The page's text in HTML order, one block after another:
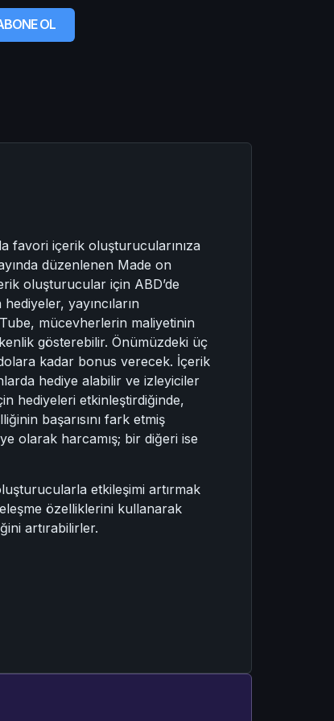
OL
favori içerik oluşturucularınıza
düzenlenen Made on
oluşturucular için ABD’de
yayıncıların
mücevherlerin maliyetinin
gösterebilir. Önümüzdeki üç
kadar bonus verecek. İçerik
hediye alabilir ve izleyiciler
hediyeleri etkinleştirdiğinde,
başarısını fark etmiş
olarak harcamış; bir diğeri ise
etkileşimi artırmak
özelliklerini kullanarak
artırabilirler.